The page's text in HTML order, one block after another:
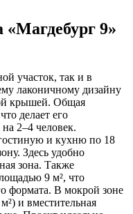
«Магдебург 9»
участок, так и в
лаконичному дизайну
крышей. Общая
делает его
2–4 человек.
и кухню по 18
Здесь удобно
зона. Также
9 м², что
формата. В мокрой зоне
и вместительная